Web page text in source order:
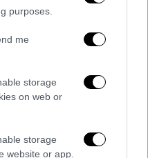
purposes.
me
storage
on web or
storage
website or app.
-
υπάρχει σε
το παρόν